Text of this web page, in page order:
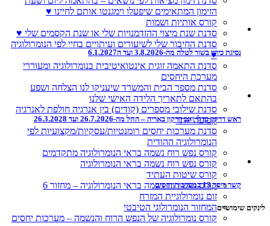
הזימון המתאימים שיפעלו וימגנטו אותם לחיינו ♥
קורס אותיות ושמות
סדנת שנת מיצוי ההזדמנויות שלי או שנת הקסמים שלי ♥
סדנת החיבור שלי לשיעורים ועיתויים בחיי לפי הנומרולוגיה
♥
סדנת התאמה זוגית אינטואיטיבית בנומרולוגיה ומעוררי
מערכת היחסים
סדנת מספר הבית והמשרד שיעניקו לנו הצלחה ושפע
בהתאם לתאריך הלידה האישי שלנו
סדנת שילובי מספרים (קודים) בין אנרגיה חולפת לאנרגיה
קבועה יותר
סדנת מערכות יחסים רומנטיות/עסקיות/מקצועיות לפי
הנומרולוגיה ההודית
קורס נפש רוח נשמה בראי הנומרולוגיה מתקדמים
קורס נפש רוח נשמה בראי הנומרולוגיה
קורס שיטות העתיד
קורס נפש רוח נשמה בראי הנומרולוגיה – מחזור 6
זום נומרולוגיית המזרח
המחזור הנומרולוגי הטיבטי
קורס נומרולוגיה של הנפש הרוח והנשמה – מערכות יחסים
נסיגת כירון בשור לטלה מה-3.8.2026 ועד ה6.1.2027
ראש דרקון בדלי וזנב דרקון באריה – החל מה-26.7.2026 ועד 26.3.2028
קשר ריפוי 13 במערכות יחסים
לינקים שימושיים